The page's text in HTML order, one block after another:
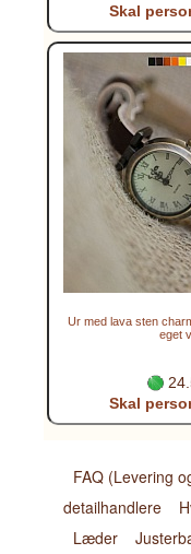
Skal
Ur med lava sten
eget
Skal
FAQ (Levering
detailhandlere
Læder